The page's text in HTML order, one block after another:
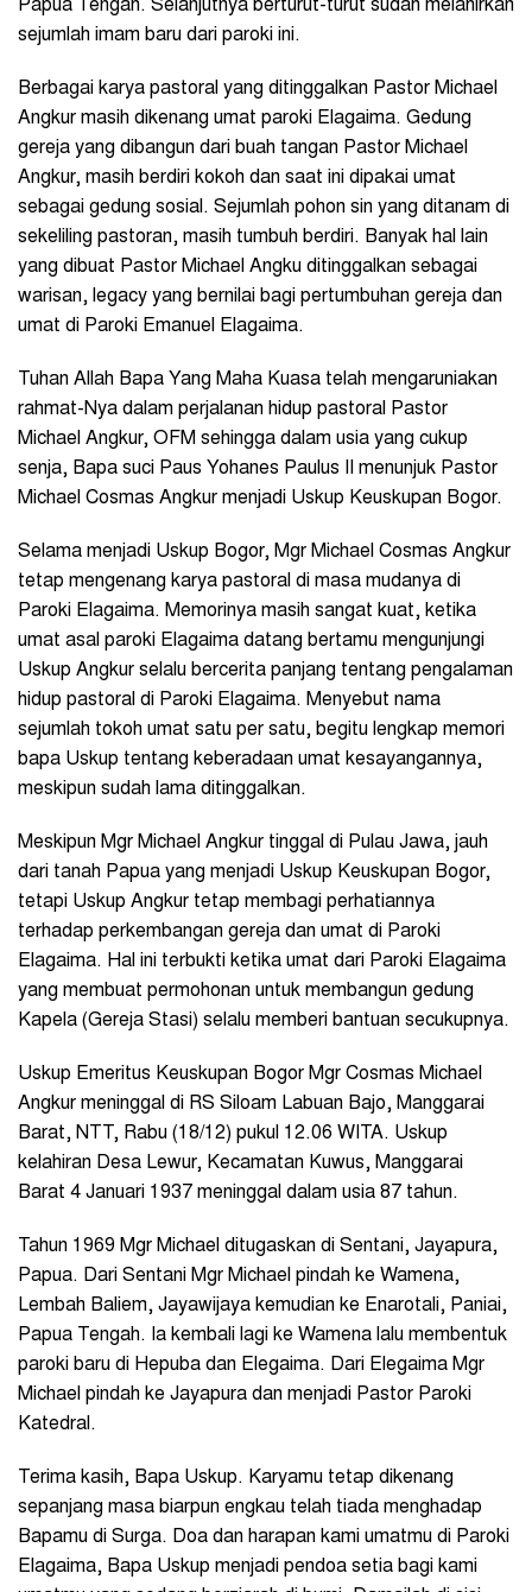
Papua Tengah. Selanjutnya berturut-turut sudah melahirkan
sejumlah imam baru dari paroki ini.
Berbagai karya pastoral yang ditinggalkan Pastor Michael
Angkur masih dikenang umat paroki Elagaima. Gedung
gereja yang dibangun dari buah tangan Pastor Michael
Angkur, masih berdiri kokoh dan saat ini dipakai umat
sebagai gedung sosial. Sejumlah pohon sin yang ditanam di
sekeliling pastoran, masih tumbuh berdiri. Banyak hal lain
yang dibuat Pastor Michael Angku ditinggalkan sebagai
warisan, legacy yang bernilai bagi pertumbuhan gereja dan
umat di Paroki Emanuel Elagaima.
Tuhan Allah Bapa Yang Maha Kuasa telah mengaruniakan
rahmat-Nya dalam perjalanan hidup pastoral Pastor
Michael Angkur, OFM sehingga dalam usia yang cukup
senja, Bapa suci Paus Yohanes Paulus II menunjuk Pastor
Michael Cosmas Angkur menjadi Uskup Keuskupan Bogor.
Selama menjadi Uskup Bogor, Mgr Michael Cosmas Angkur
tetap mengenang karya pastoral di masa mudanya di
Paroki Elagaima. Memorinya masih sangat kuat, ketika
umat asal paroki Elagaima datang bertamu mengunjungi
Uskup Angkur selalu bercerita panjang tentang pengalaman
hidup pastoral di Paroki Elagaima. Menyebut nama
sejumlah tokoh umat satu per satu, begitu lengkap memori
bapa Uskup tentang keberadaan umat kesayangannya,
meskipun sudah lama ditinggalkan.
Meskipun Mgr Michael Angkur tinggal di Pulau Jawa, jauh
dari tanah Papua yang menjadi Uskup Keuskupan Bogor,
tetapi Uskup Angkur tetap membagi perhatiannya
terhadap perkembangan gereja dan umat di Paroki
Elagaima. Hal ini terbukti ketika umat dari Paroki Elagaima
yang membuat permohonan untuk membangun gedung
Kapela (Gereja Stasi) selalu memberi bantuan secukupnya.
Uskup Emeritus Keuskupan Bogor Mgr Cosmas Michael
Angkur meninggal di RS Siloam Labuan Bajo, Manggarai
Barat, NTT, Rabu (18/12) pukul 12.06 WITA. Uskup
kelahiran Desa Lewur, Kecamatan Kuwus, Manggarai
Barat 4 Januari 1937 meninggal dalam usia 87 tahun.
Tahun 1969 Mgr Michael ditugaskan di Sentani, Jayapura,
Papua. Dari Sentani Mgr Michael pindah ke Wamena,
Lembah Baliem, Jayawijaya kemudian ke Enarotali, Paniai,
Papua Tengah. Ia kembali lagi ke Wamena lalu membentuk
paroki baru di Hepuba dan Elegaima. Dari Elegaima Mgr
Michael pindah ke Jayapura dan menjadi Pastor Paroki
Katedral.
Terima kasih, Bapa Uskup. Karyamu tetap dikenang
sepanjang masa biarpun engkau telah tiada menghadap
Bapamu di Surga. Doa dan harapan kami umatmu di Paroki
Elagaima, Bapa Uskup menjadi pendoa setia bagi kami